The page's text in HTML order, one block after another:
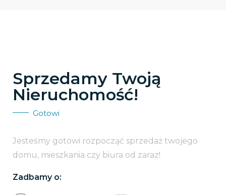
Sprzedamy Twoją
Nieruchomość!
Gotowi
Jesteśmy gotowi rozpocząć sprzedaż twojego
domu, mieszkania czy biura od zaraz!
Zadbamy o: